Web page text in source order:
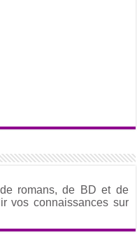
romans, de BD et de
vos connaissances sur